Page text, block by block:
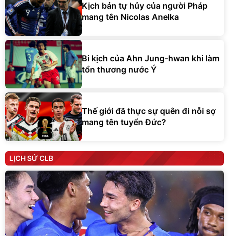
Kịch bản tự hủy của người Pháp
mang tên Nicolas Anelka
Bi kịch của Ahn Jung-hwan khi làm
tổn thương nước Ý
Thế giới đã thực sự quên đi nỗi sợ
mang tên tuyển Đức?
LỊCH SỬ CLB